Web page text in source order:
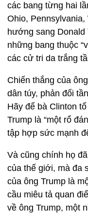
các bang từng hai
Ohio,
hướng sang
những bang thuộc
các cử tri da trắng
Chiến thắng của
dân túy, phản đối
Hãy để bà Clinton
Trump là “một rổ
tập hợp sức mạnh
Và cũng chính họ
của thế giới, mà đa
của ông Trump là
cầu miêu tả quan
về ông Trump, một